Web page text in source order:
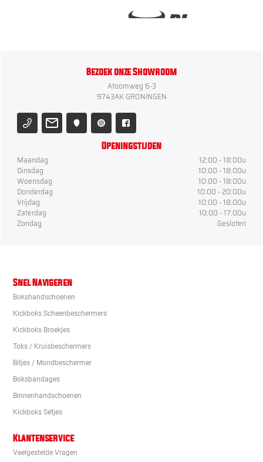
Bezoek onze Showroom
Atoomweg 6-3
9743AK GRONINGEN
Openingstijden
Maandag
12:00 - 18:00u
Dinsdag
10:00 - 18:00u
Woensdag
10:00 - 18:00u
Donderdag
10:00 - 20:00u
Vrijdag
10:00 - 18:00u
Zaterdag
10:00 - 17:00u
Zondag
Gesloten
Snel Navigeren
Bokshandschoenen
Kickboks Scheenbeschermers
Kickboks Broekjes
Toks / Kruisbeschermers
Bitjes / Mondbeschermer
Boksbandages
Binnenhandschoenen
Kickboks Setjes
Klantenservice
Veelgestelde Vragen